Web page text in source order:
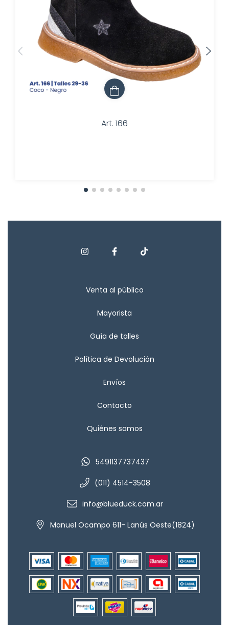
Art. 166
Venta al público
Mayorista
Guía de talles
Política de Devolución
Envíos
Contacto
Quiénes somos
5491137737437
(011) 4514-3508
info@blueduck.com.ar
Manuel Ocampo 611- Lanús Oeste(1824)